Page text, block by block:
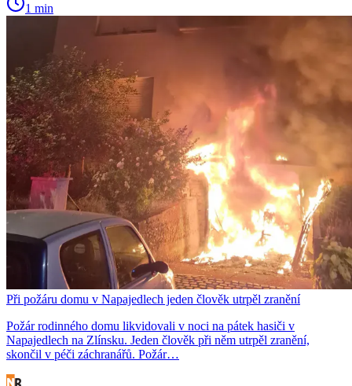
1 min
Při požáru domu v Napajedlech jeden člověk utrpěl zranění
Požár rodinného domu likvidovali v noci na pátek hasiči v
Napajedlech na Zlínsku. Jeden člověk při něm utrpěl zranění,
skončil v péči záchranářů. Požár…